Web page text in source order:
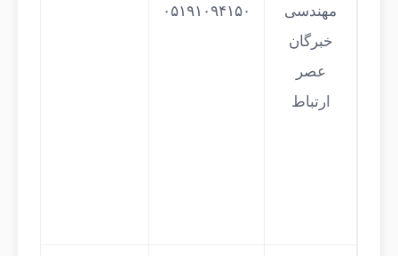
مهندسی
خبرگان
عصر
ارتباط
۰۵۱۹۱۰۹۴۱۵۰